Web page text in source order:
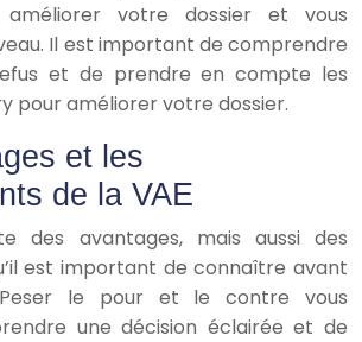
votre dossier et vous
Il est important de comprendre
et de prendre en compte les
pour améliorer votre dossier.
et les
de la VAE
des avantages, mais aussi des
est important de connaître avant
le pour et le contre vous
une décision éclairée et de